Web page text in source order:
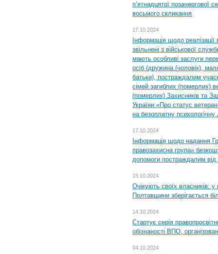
п’ятнадцятої позачергової
восьмого скликання
17.10.2024
Інформація щодо
звільнені з військової
мають особливі заслуги
осіб (дружина (чоловік),
батьки), постраждалим
сімей загиблих (померлих)
(померлих) Захисників та
України «Про статус
на безоплатну психологічну
17.10.2024
Інформація щодо надання
правозахисна група»
допомоги постраждалим від
15.10.2024
Очікують своїх власників: у
Полтавщини зберігається
14.10.2024
Стартує серія
обізнаності ВПО,
04.10.2024